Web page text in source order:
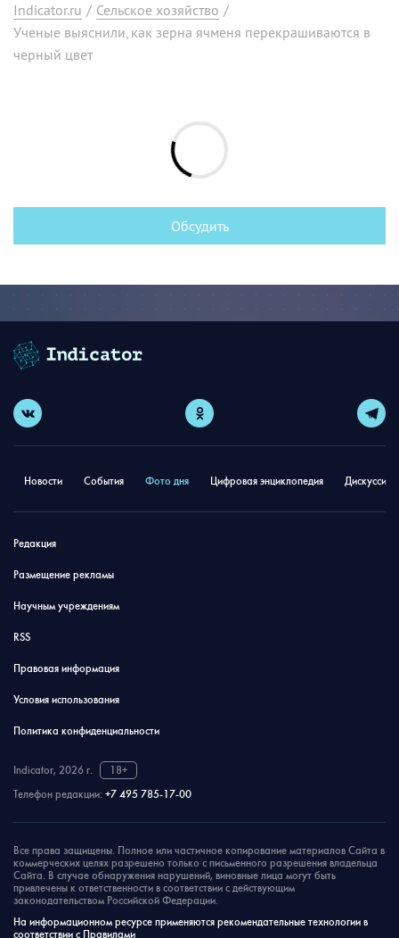
Indicator.ru / Сельское хозяйство /
Ученые выяснили, как зерна ячменя перекрашиваются в
черный цвет
Обсудить
Новости События Фото дня Цифровая энциклопедия
Редакция
Размещение рекламы
Научным учреждениям
RSS
Правовая информация
Условия использования
Политика конфиденциальности
Indicator, 2026 г.
18+
Телефон редакции: +7 495 785-17-00
Все права защищены. Полное или частичное копирование материалов Сайта в
коммерческих целях разрешено только с письменного разрешения владельца
Сайта. В случае обнаружения нарушений, виновные лица могут быть
привлечены к ответственности в соответствии с действующим
законодательством Российской Федерации.
На информационном ресурсе применяются рекомендательные технологии в
соответствии с Правилами